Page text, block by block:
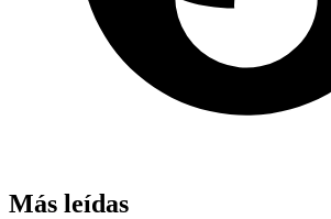
Más leídas